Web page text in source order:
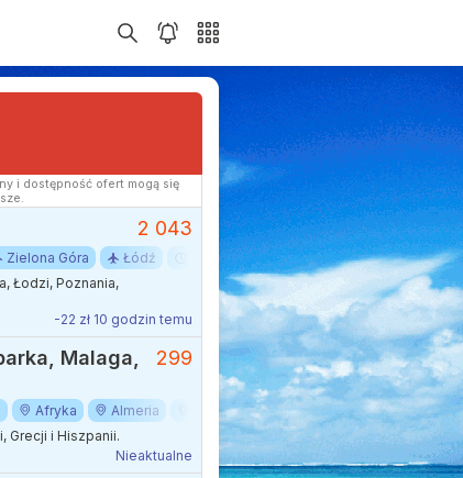
i dostępność ofert mogą się
2 043
Zielona Góra Łódź 6-8 dni Lato Sierpień
Łodzi, Poznania,
-22 zł 10 godzin temu
Malaga,
299
Afryka Almeria Andaluzja Dalaman Grecja
Grecji i Hiszpanii.
Nieaktualne